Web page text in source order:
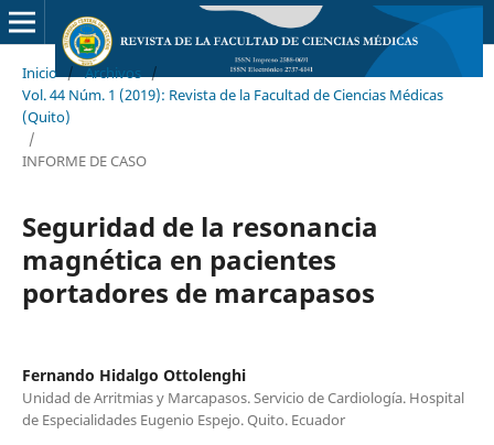
Inicio / Archivos /
Vol. 44 Núm. 1 (2019): Revista de la Facultad de Ciencias Médicas
(Quito)
/
INFORME DE CASO
Seguridad de la resonancia
magnética en pacientes
portadores de marcapasos
Fernando Hidalgo Ottolenghi
Unidad de Arritmias y Marcapasos. Servicio de Cardiología. Hospital
de Especialidades Eugenio Espejo. Quito. Ecuador